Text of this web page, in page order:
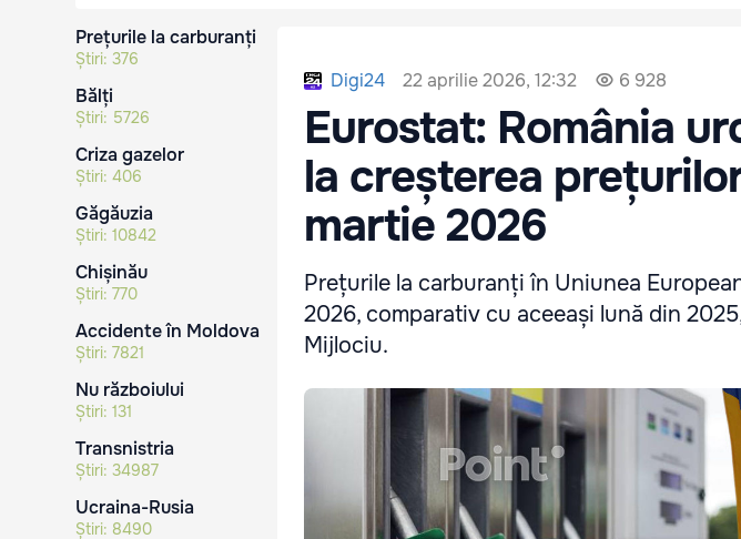
Prețurile la carburanți
Știri: 376
Bălți
Știri: 5726
Criza gazelor
Știri: 406
Găgăuzia
Știri: 10842
Chișinău
Știri: 770
Accidente în Moldova
Știri: 7821
Nu războiului
Știri: 131
Transnistria
Știri: 34987
Ucraina-Rusia
Știri: 8490
Digi24 22 aprilie 2026, 12:32 6 928
Eurostat: România
la creșterea
martie 2026
Prețurile la carburanți în Uniunea
2026, comparativ cu aceeași lună din
Mijlociu.